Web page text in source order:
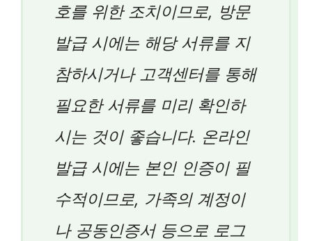
호를 위한 조치이므로, 방문
발급 시에는 해당 서류를 지
참하시거나 고객센터를 통해
필요한 서류를 미리 확인하
시는 것이 좋습니다. 온라인
발급 시에는 본인 인증이 필
수적이므로, 가족의 계정이
나 공동인증서 등으로 로그